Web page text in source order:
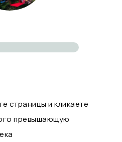
страницы и кликаете
превышающую